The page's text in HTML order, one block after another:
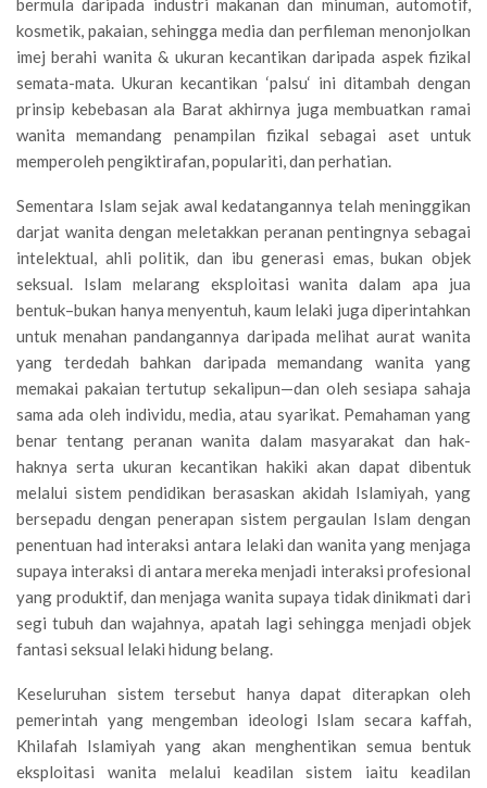
bermula daripada industri makanan dan minuman, automotif,
kosmetik, pakaian, sehingga media dan perfileman menonjolkan
imej berahi wanita & ukuran kecantikan daripada aspek fizikal
semata-mata. Ukuran kecantikan ‘palsu‘ ini ditambah dengan
prinsip kebebasan ala Barat akhirnya juga membuatkan ramai
wanita memandang penampilan fizikal sebagai aset untuk
memperoleh pengiktirafan, populariti, dan perhatian.
Sementara Islam sejak awal kedatangannya telah meninggikan
darjat wanita dengan meletakkan peranan pentingnya sebagai
intelektual, ahli politik, dan ibu generasi emas, bukan objek
seksual. Islam melarang eksploitasi wanita dalam apa jua
bentuk–bukan hanya menyentuh, kaum lelaki juga diperintahkan
untuk menahan pandangannya daripada melihat aurat wanita
yang terdedah bahkan daripada memandang wanita yang
memakai pakaian tertutup sekalipun—dan oleh sesiapa sahaja
sama ada oleh individu, media, atau syarikat. Pemahaman yang
benar tentang peranan wanita dalam masyarakat dan hak-
haknya serta ukuran kecantikan hakiki akan dapat dibentuk
melalui sistem pendidikan berasaskan akidah Islamiyah, yang
bersepadu dengan penerapan sistem pergaulan Islam dengan
penentuan had interaksi antara lelaki dan wanita yang menjaga
supaya interaksi di antara mereka menjadi interaksi profesional
yang produktif, dan menjaga wanita supaya tidak dinikmati dari
segi tubuh dan wajahnya, apatah lagi sehingga menjadi objek
fantasi seksual lelaki hidung belang.
Keseluruhan sistem tersebut hanya dapat diterapkan oleh
pemerintah yang mengemban ideologi Islam secara kaffah,
Khilafah Islamiyah yang akan menghentikan semua bentuk
eksploitasi wanita melalui keadilan sistem iaitu keadilan